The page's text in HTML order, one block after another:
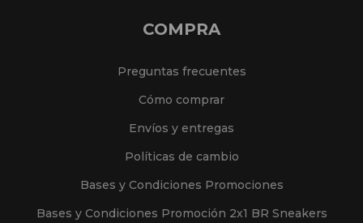
COMPRA
Preguntas frecuentes
Cómo comprar
Envíos y entregas
Políticas de cambio
Bases y Condiciones Promociones
Bases y Condiciones Promoción 2x1 BR Sneakers